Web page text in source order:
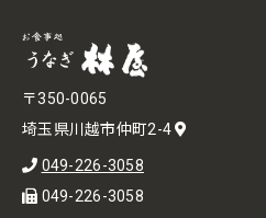
〒350-0065
埼玉県川越市仲町2-4
049-226-3058
049-226-3058